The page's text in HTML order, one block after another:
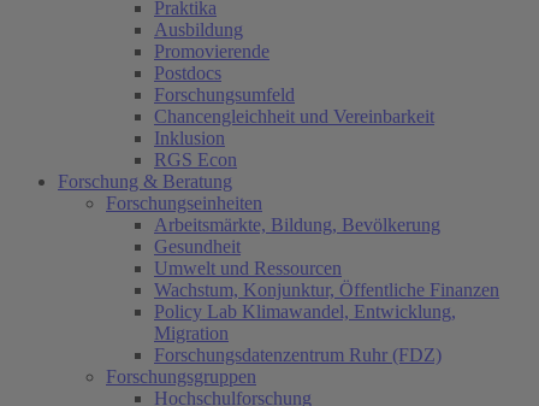
Praktika
Ausbildung
Promovierende
Postdocs
Forschungsumfeld
Chancengleichheit und Vereinbarkeit
Inklusion
RGS Econ
Forschung & Beratung
Forschungseinheiten
Arbeitsmärkte, Bildung, Bevölkerung
Gesundheit
Umwelt und Ressourcen
Wachstum, Konjunktur, Öffentliche Finanzen
Policy Lab Klimawandel, Entwicklung,
Migration
Forschungsdatenzentrum Ruhr (FDZ)
Forschungsgruppen
Hochschulforschung